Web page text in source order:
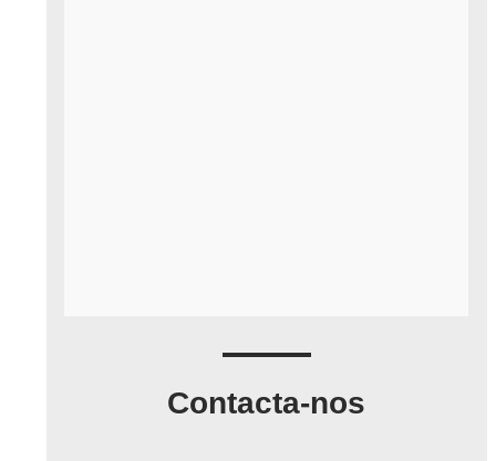
Contacta-nos